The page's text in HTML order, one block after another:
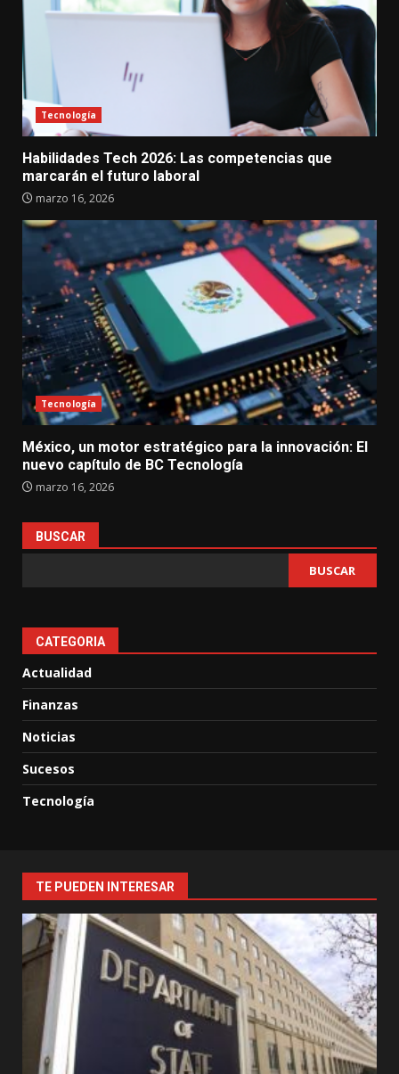
Tecnología
Habilidades Tech 2026: Las competencias que
marcarán el futuro laboral
marzo 16, 2026
Tecnología
México, un motor estratégico para la innovación: El
nuevo capítulo de BC Tecnología
marzo 16, 2026
BUSCAR
BUSCAR
CATEGORIA
Actualidad
Finanzas
Noticias
Sucesos
Tecnología
TE PUEDEN INTERESAR